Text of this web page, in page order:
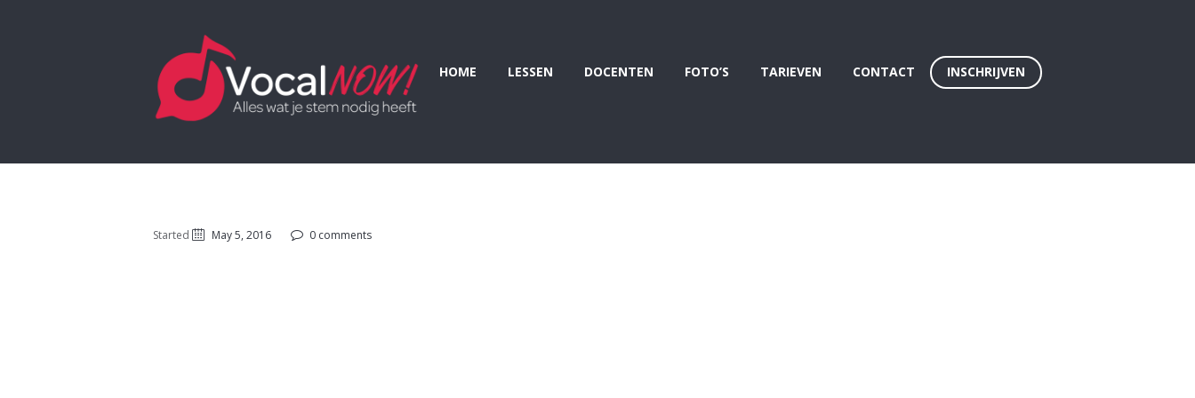
HOME LESSEN DOCENTEN FOTO’S TARIEVEN CONTACT INSCHRIJVEN
Started May 5, 2016 0 comments